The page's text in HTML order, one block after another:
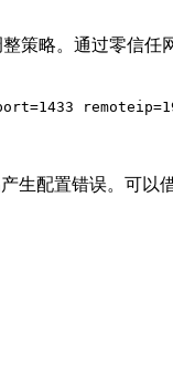
策略。通过零信任
生配置错误。可以